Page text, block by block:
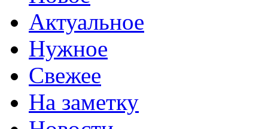
Актуальное
Нужное
Свежее
На заметку